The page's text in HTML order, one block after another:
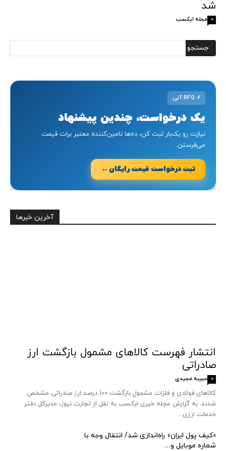
شد
مجله ایکسب 0
⚡
یک درخواست، چندین پیشنهاد
نیازت رو یک‌بار ثبت کن، ده‌ها تامین‌کننده معتبر برات قیمت
می‌فرستن.
ثبت درخواست قیمت رایگان ←
آخرین خبرها
انتشار فهرست کالاهای مشمول بازگشت ارز
صادراتی
حبیبه مجیدی 0
کالاهای فولادی و فلزات مشمول بازگشت 100 درصد ارز صادراتی مشخص
شدند. به گزارش مجله خبری ایکسب به نقل از تجارت نیوز، مدیرکل دفتر
خدمات ارزی...
«کیف پول ایران» راه‌اندازی شد/ انتقال وجه با
شماره موبایل و...